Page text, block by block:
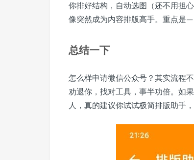
你排好结构，自动选图（还不用担
像突然成为内容排版高手。重点是
总结一下
怎么样申请微信公众号？其实流程
劝退你，找对工具，事半功倍。如
人，真的建议你试试极简排版助手